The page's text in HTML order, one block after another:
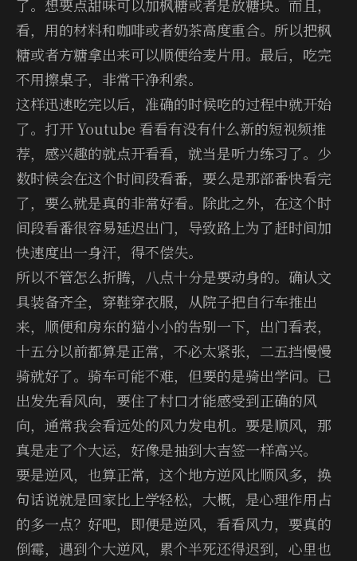
了。想要点甜味可以加枫糖或者是放糖块。而且，
看，用的材料和咖啡或者奶茶高度重合。所以把枫
糖或者方糖拿出来可以顺便给麦片用。最后，吃完
不用擦桌子，非常干净利索。
这样迅速吃完以后，准确的时候吃的过程中就开始
了。打开 Youtube 看看有没有什么新的短视频推
荐，感兴趣的就点开看看，就当是听力练习了。少
数时候会在这个时间段看番，要么是那部番快看完
了，要么就是真的非常好看。除此之外，在这个时
间段看番很容易延迟出门，导致路上为了赶时间加
快速度出一身汗，得不偿失。
所以不管怎么折腾，八点十分是要动身的。确认文
具装备齐全，穿鞋穿衣服，从院子把自行车推出
来，顺便和房东的猫小小的告别一下，出门看表，
十五分以前都算是正常，不必太紧张，二五挡慢慢
骑就好了。骑车可能不难，但要的是骑出学问。已
出发先看风向，要住了村口才能感受到正确的风
向，通常我会看远处的风力发电机。要是顺风，那
真是走了个大运，好像是抽到大吉签一样高兴。
要是逆风，也算正常，这个地方逆风比顺风多，换
句话说就是回家比上学轻松，大概，是心理作用占
的多一点？好吧，即便是逆风，看看风力，要真的
倒霉，遇到个大逆风，累个半死还得迟到，心里也